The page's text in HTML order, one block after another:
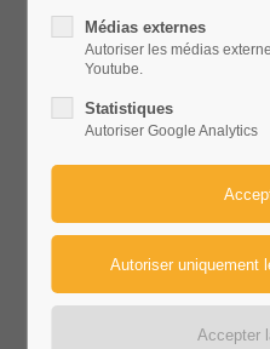
Médias externes
Autoriser les médias
Youtube.
Statistiques
Autoriser Google Analytics